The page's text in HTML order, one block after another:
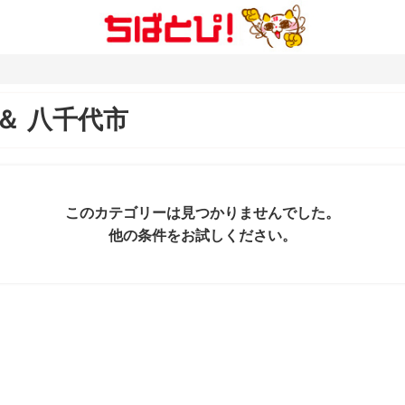
八千代市
このカテゴリーは見つかりませんでした。
他の条件をお試しください。